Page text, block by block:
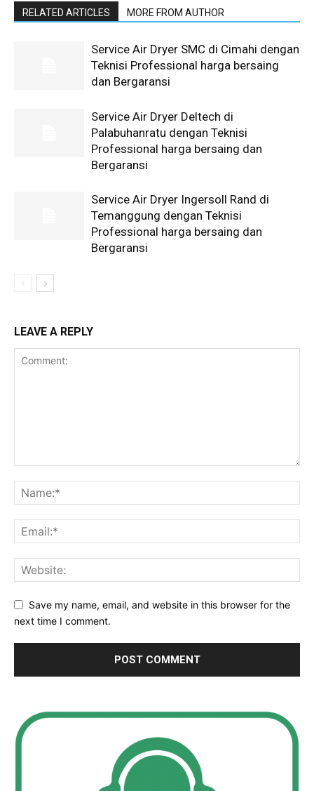
RELATED ARTICLES MORE FROM AUTHOR
Service Air Dryer SMC di Cimahi dengan
Teknisi Professional harga bersaing
dan Bergaransi
Service Air Dryer Deltech di
Palabuhanratu dengan Teknisi
Professional harga bersaing dan
Bergaransi
Service Air Dryer Ingersoll Rand di
Temanggung dengan Teknisi
Professional harga bersaing dan
Bergaransi
LEAVE A REPLY
Save my name, email, and website in this browser for the
next time I comment.